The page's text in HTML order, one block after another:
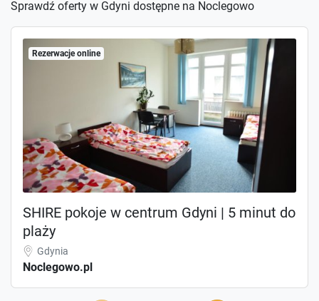
Sprawdź oferty w Gdyni dostępne na Noclegowo
Rezerwacje online
SHIRE pokoje w centrum Gdyni | 5 minut do
plaży
Gdynia
Noclegowo.pl